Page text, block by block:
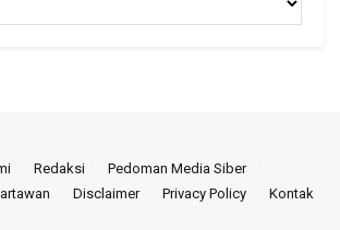
Redaksi
Pedoman Media Siber
Disclaimer Privacy Policy Kontak